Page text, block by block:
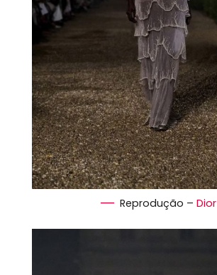
Reprodução –Dior